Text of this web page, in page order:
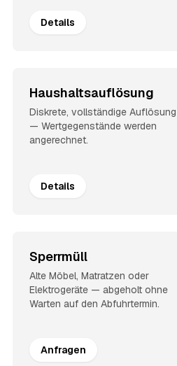
Details
Haushaltsauflösung
Diskrete, vollständige Auflösung
— Wertgegenstände werden
angerechnet.
Details
Sperrmüll
Alte Möbel, Matratzen oder
Elektrogeräte — abgeholt ohne
Warten auf den Abfuhrtermin.
Anfragen